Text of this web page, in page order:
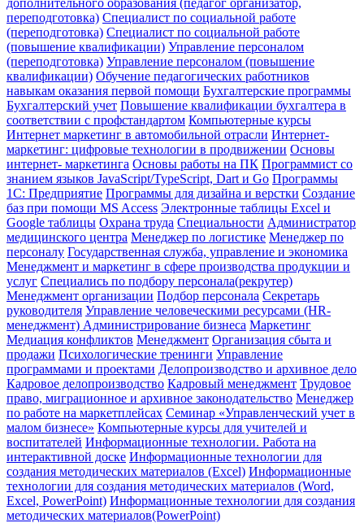
дополнительного образования (педагог организатор,
переподготовка) Специалист по социальной работе
(переподготовка) Специалист по социальной работе
(повышение квалификации) Управление персоналом
(переподготовка) Управление персоналом (повышение
квалификации) Обучение педагогических работников
навыкам оказания первой помощи Бухгалтерские программы
Бухгалтерский учет Повышение квалификации бухгалтера в
соответствии с профстандартом Компьютерные курсы
Интернет маркетинг в автомобильной отрасли Интернет-
маркетинг: цифровые технологии в продвижении Основы
интернет- маркетинга Основы работы на ПК Программист со
знанием языков JavaScript/TypeScript, Dart и Go Программы
1С: Предприятие Программы для дизайна и верстки Создание
баз при помощи MS Access Электронные таблицы Excel и
Google таблицы Охрана труда Специальности Администратор
медицинского центра Менеджер по логистике Менеджер по
персоналу Государственная служба, управление и экономика
Менеджмент и маркетинг в сфере производства продукции и
услуг Специались по подбору персонала(рекрутер)
Менеджмент организации Подбор персонала Секретарь
руководителя Управление человеческими ресурсами (HR-
менеджмент) Администрирование бизнеса Маркетинг
Медиация конфликтов Менеджмент Организация сбыта и
продажи Психологические тренинги Управление
программами и проектами Делопроизводство и архивное дело
Кадровое делопроизводство Кадровый менеджмент Трудовое
право, миграционное и архивное законодательство Менеджер
по работе на маркетплейсах Семинар «Управленческий учет в
малом бизнесе» Компьютерные курсы для учителей и
воспитателей Информационные технологии. Работа на
интерактивной доске Информационные технологии для
создания методических материалов (Excel) Информационные
технологии для создания методических материалов (Word,
Excel, PowerPoint) Информационные технологии для создания
методических материалов(PowerPoint)